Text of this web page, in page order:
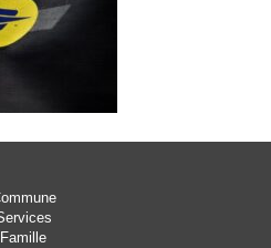
Famille